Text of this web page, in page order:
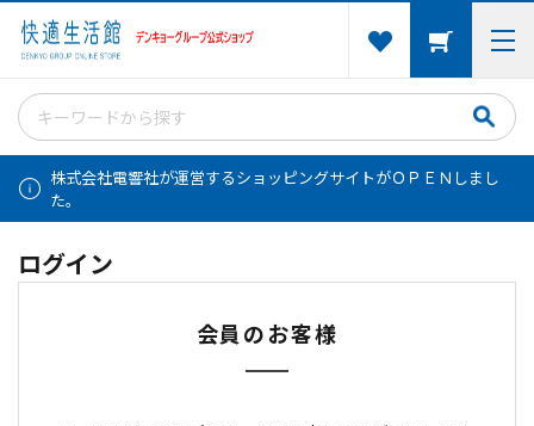
株式会社電響社が運営するショッピングサイトがＯＰＥＮしまし
た。
ログイン
会員のお客様